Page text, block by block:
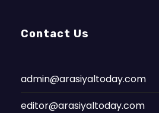
Contact Us
admin@arasiyaltoday.com
editor@arasiyaltoday.com